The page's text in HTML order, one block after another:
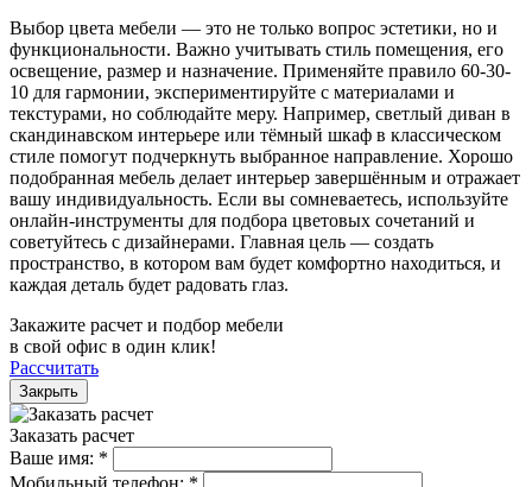
Выбор цвета мебели — это не только вопрос эстетики, но и
функциональности. Важно учитывать стиль помещения, его
освещение, размер и назначение. Применяйте правило 60-30-
10 для гармонии, экспериментируйте с материалами и
текстурами, но соблюдайте меру. Например, светлый диван в
скандинавском интерьере или тёмный шкаф в классическом
стиле помогут подчеркнуть выбранное направление. Хорошо
подобранная мебель делает интерьер завершённым и отражает
вашу индивидуальность. Если вы сомневаетесь, используйте
онлайн-инструменты для подбора цветовых сочетаний и
советуйтесь с дизайнерами. Главная цель — создать
пространство, в котором вам будет комфортно находиться, и
каждая деталь будет радовать глаз.
Закажите расчет и подбор мебели
в свой офис в один клик!
Рассчитать
Закрыть
Заказать расчет
Ваше имя: *